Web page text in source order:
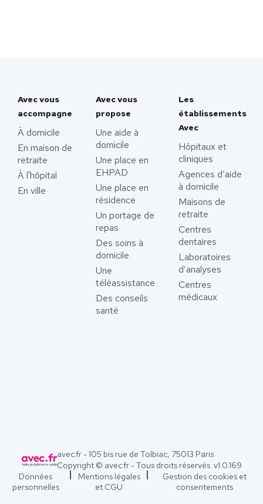
Avec vous
accompagne
À domicile
En maison de
retraite
À l'hôpital
En ville
Avec vous
propose
Une aide à
domicile
Une place en
EHPAD
Une place en
résidence
Un portage de
repas
Des soins à
domicile
Une
téléassistance
Des conseils
santé
Les
établissements
Avec
Hôpitaux et
cliniques
Agences d’aide
à domicile
Maisons de
retraite
Centres
dentaires
Laboratoires
d’analyses
Centres
médicaux
avec.fr - 105 bis rue de Tolbiac, 75013 Paris
Copyright © avec.fr - Tous droits réservés. v1.0.169
Données
personnelles
Mentions légales
et CGU
Gestion des cookies et
consentements